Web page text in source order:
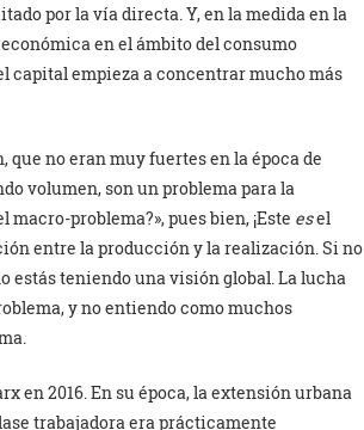
por la vía directa. Y, en la medida en la
en el ámbito del consumo
capital empieza a concentrar mucho más
no eran muy fuertes en la época de
volumen, son un problema para la
problema?», pues bien, ¡Este esel
entre la producción y la realización. Si no
estás teniendo una visión global. La lucha
y no entiendo como muchos
en 2016. En su época, la extensión urbana
trabajadora era prácticamente